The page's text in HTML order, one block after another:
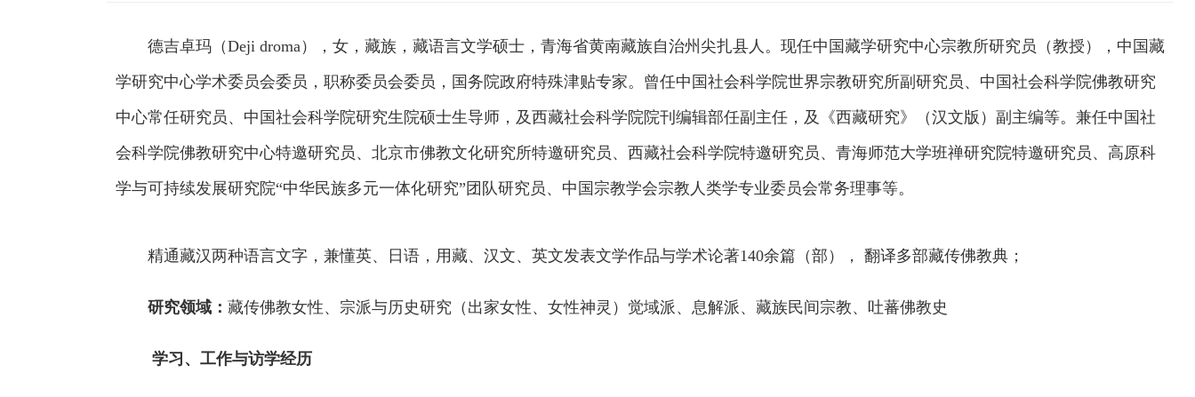
德吉卓玛（Deji droma），女，藏族，藏语言文学硕士，青海省黄南藏族自治州尖扎县人。现任中国藏学研究中心宗教所研究员（教授），中国藏
学研究中心学术委员会委员，职称委员会委员，国务院政府特殊津贴专家。曾任中国社会科学院世界宗教研究所副研究员、中国社会科学院佛教研究
中心常任研究员、中国社会科学院研究生院硕士生导师，及西藏社会科学院院刊编辑部任副主任，及《西藏研究》（汉文版）副主编等。兼任中国社
会科学院佛教研究中心特邀研究员、北京市佛教文化研究所特邀研究员、西藏社会科学院特邀研究员、青海师范大学班禅研究院特邀研究员、 高原科
学与可持续发展研究院“中华民族多元一体化研究”团队研究员、 中国宗教学会宗教人类学专业委员会常务理事等。
精通藏汉两种语言文字，兼懂英、日语，用藏、汉文、英文发表文学作品与学术论著140余篇（部）， 翻译多部藏传佛教典；
研究领域： 藏传佛教女性、宗派与历史研究（出家女性、女性神灵）觉域派、息解派、藏族民间宗教、吐蕃佛教史
学习、工作与访学经历